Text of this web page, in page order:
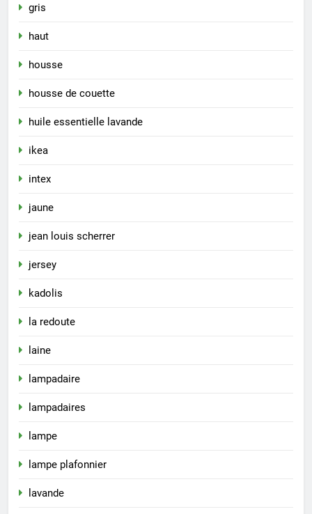
gris
haut
housse
housse de couette
huile essentielle lavande
ikea
intex
jaune
jean louis scherrer
jersey
kadolis
la redoute
laine
lampadaire
lampadaires
lampe
lampe plafonnier
lavande